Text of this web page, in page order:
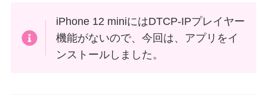
iPhone 12 miniにはDTCP-IPプレイヤー
機能がないので、今回は、アプリをイ
ンストールしました。